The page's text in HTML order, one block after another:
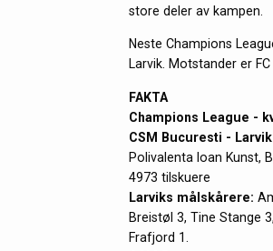
store deler av kampen.
Neste Champions
Larvik. Motstander er
FAKTA
Champions League -
CSM Bucuresti -
Polivalenta Ioan Kunst,
4973 tilskuere
Larviks målskårere:
Breistøl 3, Tine Stange
Frafjord 1.